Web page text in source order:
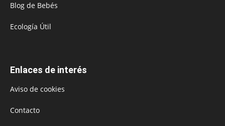
Blog de Bebés
Ecología Útil
Enlaces de interés
Aviso de cookies
Contacto